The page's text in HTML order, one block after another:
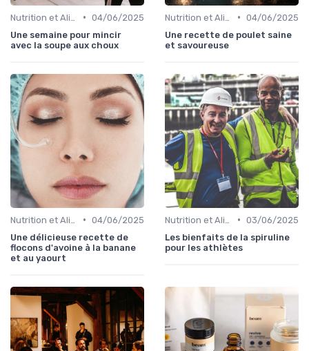
• 04/06/2025
Une semaine pour mincir
avec la soupe aux choux
• 04/06/2025
Une recette de poulet saine
et savoureuse
• 04/06/2025
Une délicieuse recette de
flocons d'avoine à la banane
et au yaourt
• 03/06/2025
Les bienfaits de la spiruline
pour les athlètes